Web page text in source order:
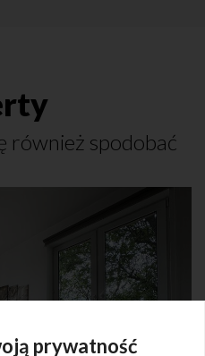
również spodobać
prywatność